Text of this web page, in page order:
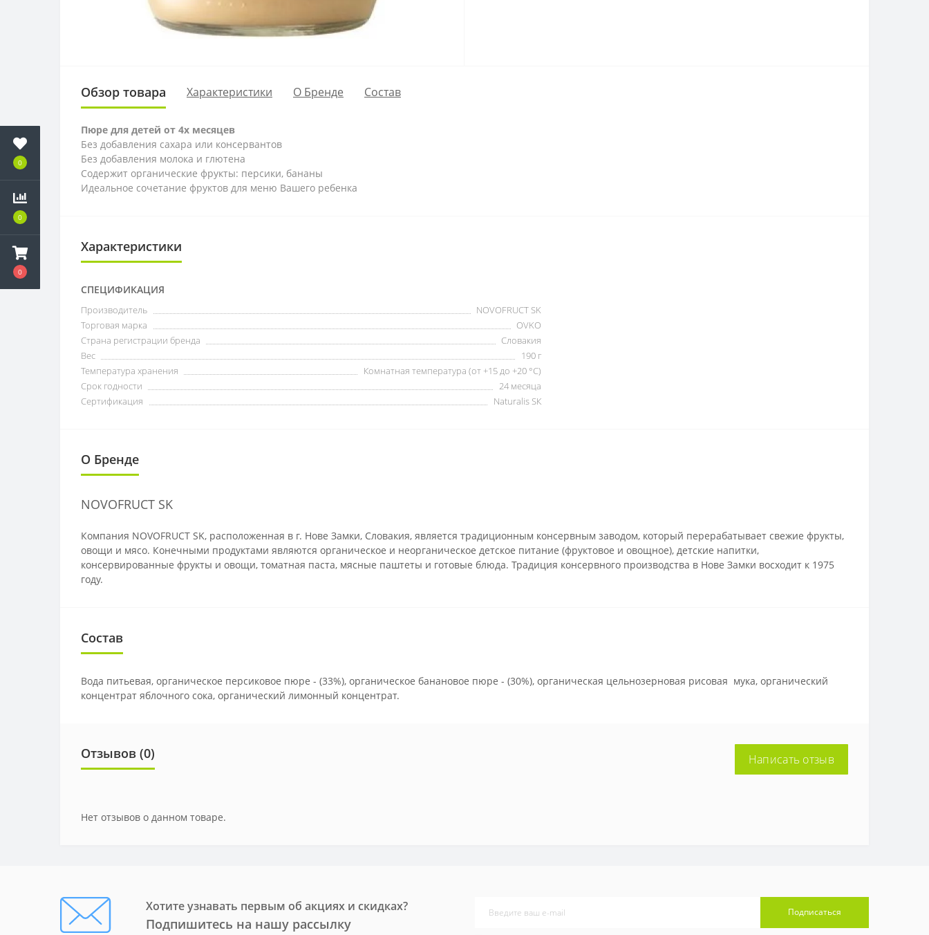
0
0
0
Обзор товара Характеристики О Бренде Состав
Пюре для детей от 4х месяцев
Без добавления сахара или консервантов
Без добавления молока и глютена
Содержит органические фрукты: персики, бананы
Идеальное сочетание фруктов для меню Вашего ребенка
Характеристики
СПЕЦИФИКАЦИЯ
Производитель
NOVOFRUCT SK
Торговая марка
OVKO
Страна регистрации бренда
Словакия
Вес
190 г
Температура хранения
Комнатная температура (от +15 до +20 °C)
Срок годности
24 месяца
Сертификация
Naturalis SК
О Бренде
NOVOFRUCT SK
Компания NOVOFRUCT SK, расположенная в г. Нове Замки, Словакия, является традиционным консервным заводом, который перерабатывает свежие фрукты,
овощи и мясо. Конечными продуктами являются органическое и неорганическое детское питание (фруктовое и овощное), детские напитки,
консервированные фрукты и овощи, томатная паста, мясные паштеты и готовые блюда. Традиция консервного производства в Нове Замки восходит к 1975
году.
Состав
Вода питьевая, органическое персиковое пюре - (33%), органическое банановое пюре - (30%), органическая цельнозерновая рисовая мука, органический
концентрат яблочного сока, органический лимонный концентрат.
Отзывов (0) Написать отзыв
Нет отзывов о данном товаре.
Хотите узнавать первым об акциях и скидках?
Подпишитесь на нашу рассылку
Подписаться